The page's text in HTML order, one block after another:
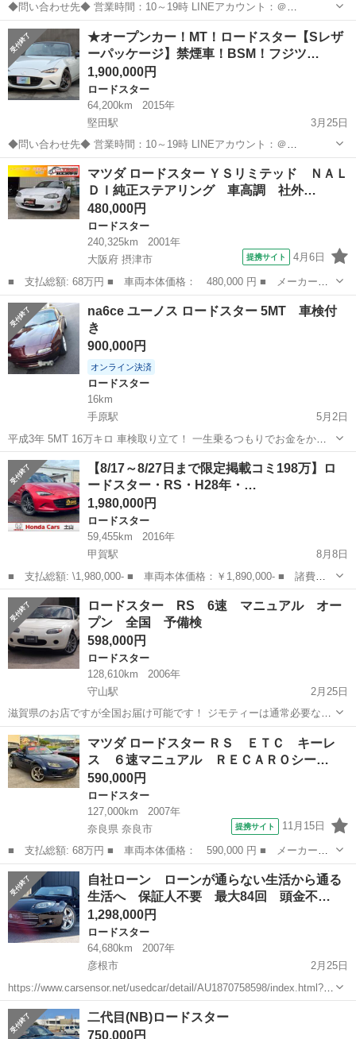
◆問い合わせ先◆ 営業時間：10～19時 LINEアカウント：＠
304nsths（MRCモーターズ） 携帯番号：080-4563-0971 or 070-8348-
2551（つながりやすいです） 店電話番号：07...
滋賀 守山市 堅田駅 エレメント
★オープンカー！MT！ロードスター【Sレザ
ーパッケージ】禁煙車！BSM！フジツ…
1,900,000円
ロードスター
64,200km
2015年
堅田駅
3月25日
◆問い合わせ先◆ 営業時間：10～19時 LINEアカウント：＠
304nsths（MRCモーターズ） 携帯番号：080-4563-0971 or 070-8348-
2551（つながりやすいです） 店電話番号：07...
滋賀 守山市 堅田駅 ロードスター エレメント
マツダ ロードスター ＹＳリミテッド ＮＡＬ
ＤＩ純正ステアリング 車高調 社外…
480,000円
ロードスター
240,325km
2001年
大阪府 摂津市
提携サイト 4月6日
■ 支払総額: 68万円 ■ 車両本体価格： 480,000 円 ■ メーカー
名： マツダ ■ 車種名： ロードスター ■ グレード名： ＹＳリ
ミテッド ＮＡＬＤＩ純正ステアリング 車高調 社外ホイール グ
リップタイヤ Ｅ...
大阪 摂津市
na6ce ユーノス ロードスター 5MT 車検付
き
900,000円
オンライン決済
ロードスター
16km
手原駅
5月2日
平成3年 5MT 16万キロ 車検取り立て！ 一生乗るつもりでお金をかけ
て来ましたが釣りが趣味になったので売ろうと思います。 今年に消耗
品はほぼ新品にしました ・アーム類ブーツ、エンジンマウント、ミッ
ション下ろしパッキン交換...
滋賀 栗東市 ロードスター ユーノス
【8/17～8/27日まで限定掲載コミ198万】ロ
ードスター・RS・H28年・…
1,980,000円
ロードスター
59,455km
2016年
甲賀駅
8月8日
■ 支払総額: \1,980,000- ■ 車両本体価格：￥1,890,000- ■ 諸費用
(名変、車検整備代込)￥90,000- ※県外での登録、ご納車の場合別途、
登録費用、陸送費がかかります※ ■ メーカー名 マ...
滋賀 甲賀市 甲賀駅 ロードスター
ロードスター RS 6速 マニュアル オー
プン 全国 予備検
598,000円
ロードスター
128,610km
2006年
守山駅
2月25日
滋賀県のお店ですが全国お届け可能です！ ジモティーは通常必要なお
店の諸費用０円で認証工場にて法定12ヶ月点検までつけて販売致しま
す。 ★実走行128607キロ★（走行管理...
滋賀 守山市 守山駅 ロードスター
マツダ ロードスター ＲＳ ＥＴＣ キーレ
ス ６速マニュアル ＲＥＣＡＲＯシー…
590,000円
ロードスター
127,000km
2007年
奈良県 奈良市
提携サイト 11月15日
■ 支払総額: 68万円 ■ 車両本体価格： 590,000 円 ■ メーカー
名： マツダ ■ 車種名： ロードスター ■ グレード名： ＲＳ
ＥＴＣ キーレス ６速マニュアル ＲＥＣＡＲＯシート 取説・保
証書・記録簿付 ...
奈良 奈良市 ロードスター
自社ローン ローンが通らない生活から通る
生活へ 保証人不要 最大84回 頭金不…
1,298,000円
ロードスター
64,680km
2007年
彦根市
2月25日
https://www.carsensor.net/usedcar/detail/AU1870758598/index.html?
TRCD=200002&RESTID=CS210610 https://www.ss-s...
滋賀 彦根市 ロードスター RHT
二代目(NB)ロードスター
750,000円